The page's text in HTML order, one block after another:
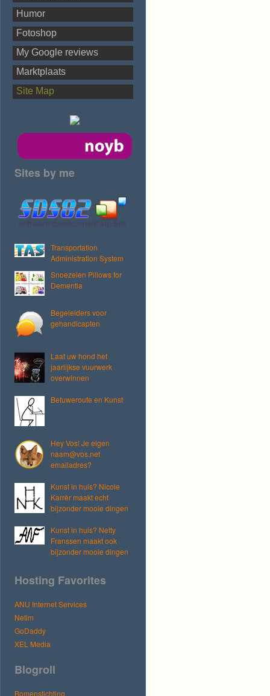
Humor
Fotoshop
My Google reviews
Marktplaats
Site Map
Sites by me
Transportation
Administration System
Snoezelen Pillows for
Dementia
Begeleiders voor
gehandicapten
Laat uw hond het
jaarlijkse vuurwerk
overwinnen
Betuweroute en Kunst
Hey Vos! Je eigen
naam@vos.net
emailadres?
Kunst in huis? Nicole
Karrèr maakt echt
bijzonder mooie dingen
Kunst in huis? Netty
Franssen maakt ook
bijzonder mooie dingen
Hosting Favorites
ANU Internet Services
Netim
GoDaddy
XEL Media
Blogroll
Bomenstichting